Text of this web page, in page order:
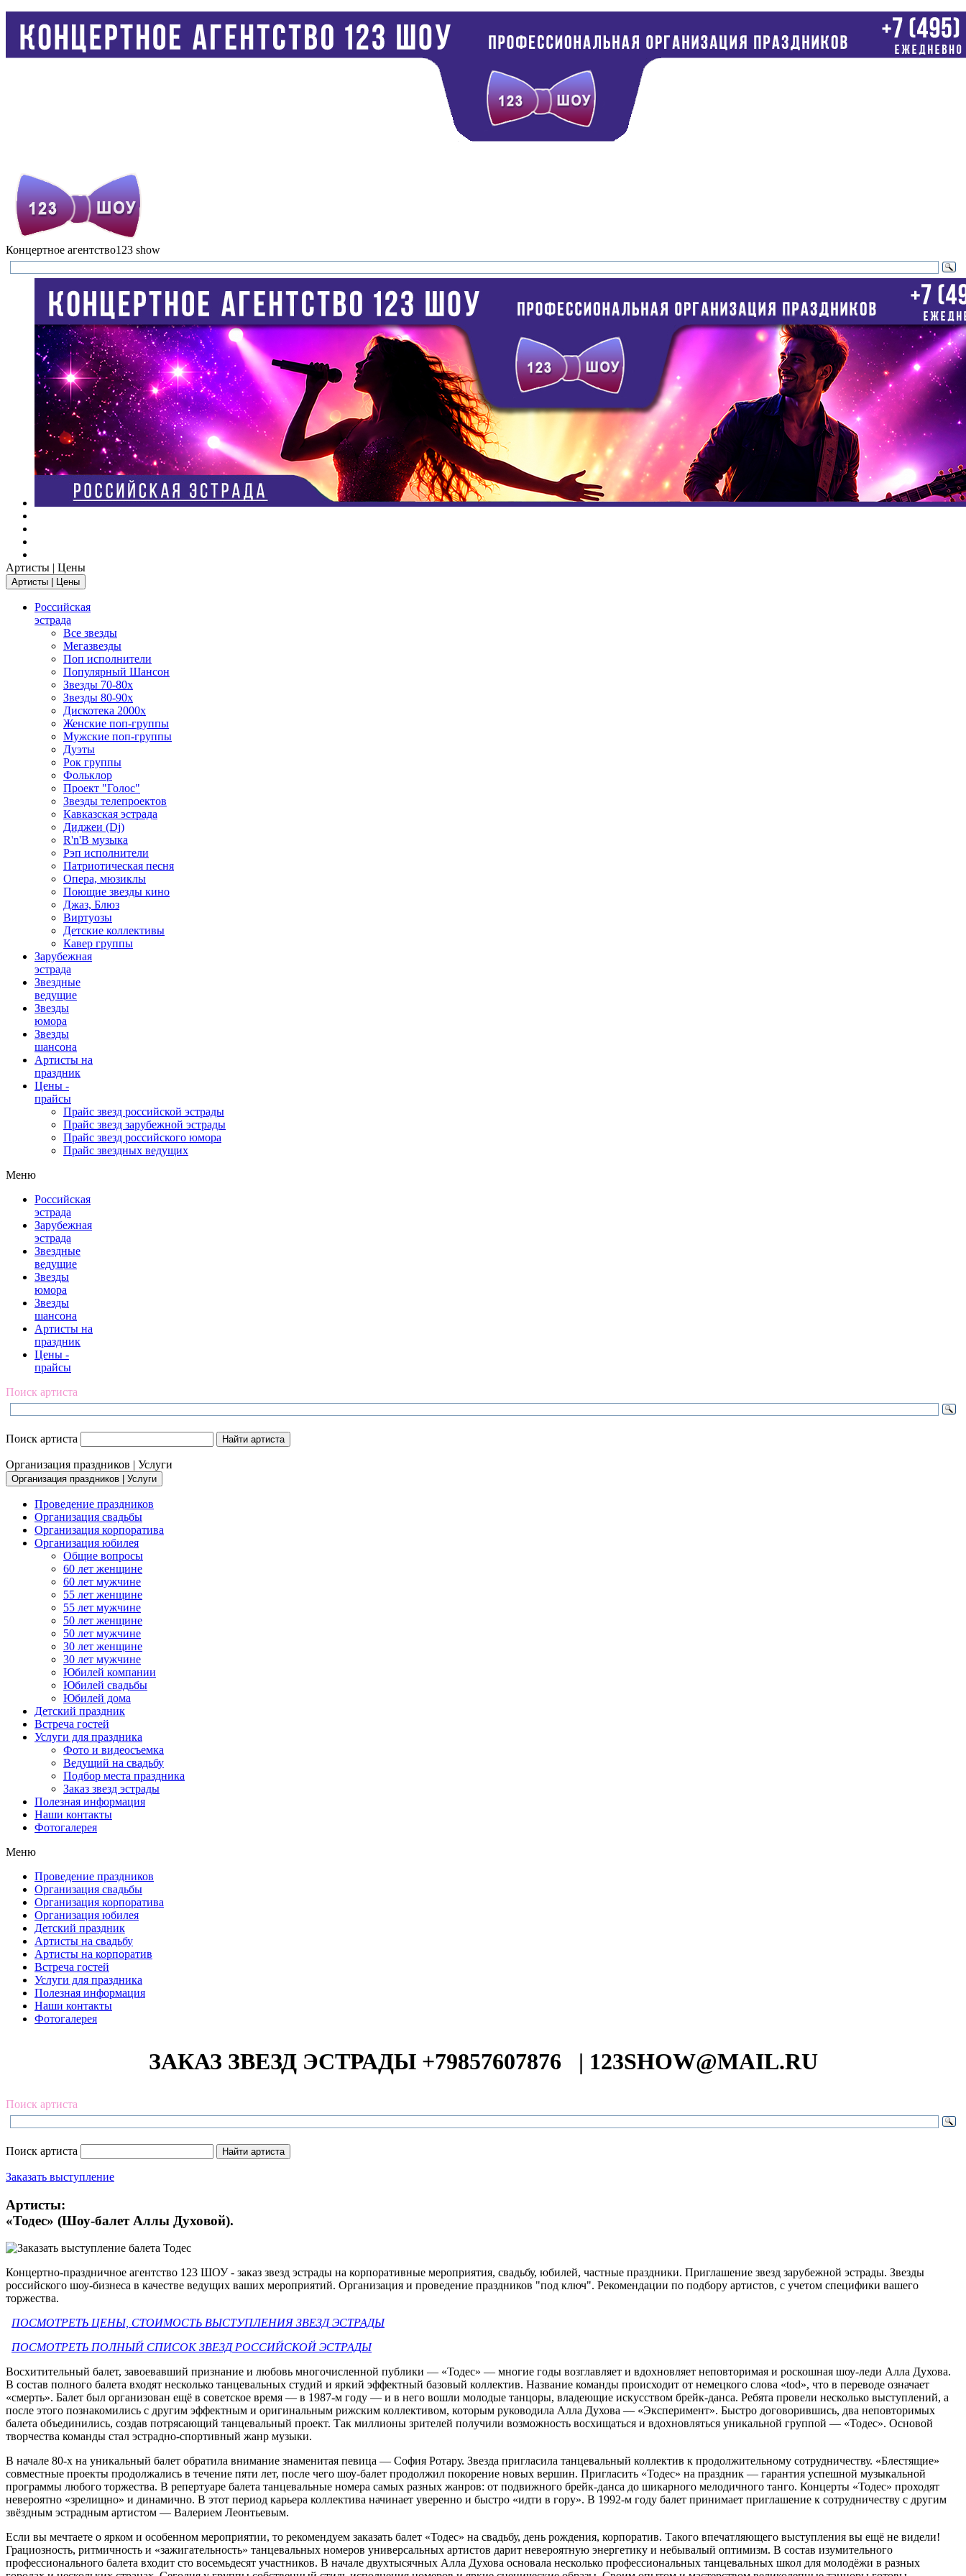
Концертное агентство123 show
Артисты | Цены
Артисты | Цены
Российская
эстрада
Все звезды
Мегазвезды
Поп исполнители
Популярный Шансон
Звезды 70-80х
Звезды 80-90х
Дискотека 2000х
Женские поп-группы
Мужские поп-группы
Дуэты
Рок группы
Фольклор
Проект "Голос"
Звезды телепроектов
Кавказская эстрада
Диджеи (Dj)
R'n'B музыка
Рэп исполнители
Патриотическая песня
Опера, мюзиклы
Поющие звезды кино
Джаз, Блюз
Виртуозы
Детские коллективы
Кавер группы
Зарубежная
эстрада
Звездные
ведущие
Звезды
юмора
Звезды
шансона
Артисты на
праздник
Цены -
прайсы
Прайс звезд российской эстрады
Прайс звезд зарубежной эстрады
Прайс звезд российского юмора
Прайс звездных ведущих
Меню
Российская
эстрада
Зарубежная
эстрада
Звездные
ведущие
Звезды
юмора
Звезды
шансона
Артисты на
праздник
Цены -
прайсы
Поиск артиста
Поиск артиста
Организация праздников | Услуги
Организация праздников | Услуги
Проведение праздников
Организация свадьбы
Организация корпоратива
Организация юбилея
Общие вопросы
60 лет женщине
60 лет мужчине
55 лет женщине
55 лет мужчине
50 лет женщине
50 лет мужчине
30 лет женщине
30 лет мужчине
Юбилей компании
Юбилей свадьбы
Юбилей дома
Детский праздник
Встреча гостей
Услуги для праздника
Фото и видеосъемка
Ведущий на свадьбу
Подбор места праздника
Заказ звезд эстрады
Полезная информация
Наши контакты
Фотогалерея
Меню
Проведение праздников
Организация свадьбы
Организация корпоратива
Организация юбилея
Детский праздник
Артисты на свадьбу
Артисты на корпоратив
Встреча гостей
Услуги для праздника
Полезная информация
Наши контакты
Фотогалерея
ЗАКАЗ ЗВЕЗД ЭСТРАДЫ +79857607876 | 123SHOW@MAIL.RU
Поиск артиста
Поиск артиста
Заказать выступление
Артисты:
«Тодес» (Шоу-балет Аллы Духовой).
Концертно-праздничное агентство 123 ШОУ - заказ звезд эстрады на корпоративные мероприятия, свадьбу, юбилей, частные праздники. Приглашение звезд зарубежной эстрады. Звезды
российского шоу-бизнеса в качестве ведущих ваших мероприятий. Организация и проведение праздников "под ключ". Рекомендации по подбору артистов, с учетом специфики вашего
торжества.
ПОСМОТРЕТЬ ЦЕНЫ, СТОИМОСТЬ ВЫСТУПЛЕНИЯ ЗВЕЗД ЭСТРАДЫ
ПОСМОТРЕТЬ ПОЛНЫЙ СПИСОК ЗВЕЗД РОССИЙСКОЙ ЭСТРАДЫ
Восхитительный балет, завоевавший признание и любовь многочисленной публики — «Тодес» — многие годы возглавляет и вдохновляет неповторимая и роскошная шоу-леди Алла Духова.
В состав полного балета входят несколько танцевальных студий и яркий эффектный базовый коллектив. Название команды происходит от немецкого слова «tod», что в переводе означает
«смерть». Балет был организован ещё в советское время — в 1987-м году — и в него вошли молодые танцоры, владеющие искусством брейк-данса. Ребята провели несколько выступлений, а
после этого познакомились с другим эффектным и оригинальным рижским коллективом, которым руководила Алла Духова — «Эксперимент». Быстро договорившись, два неповторимых
балета объединились, создав потрясающий танцевальный проект. Так миллионы зрителей получили возможность восхищаться и вдохновляться уникальной группой — «Тодес». Основой
творчества команды стал эстрадно-спортивный жанр музыки.
В начале 80-х на уникальный балет обратила внимание знаменитая певица — София Ротару. Звезда пригласила танцевальный коллектив к продолжительному сотрудничеству. «Блестящие»
совместные проекты продолжались в течение пяти лет, после чего шоу-балет продолжил покорение новых вершин. Пригласить «Тодес» на праздник — гарантия успешной музыкальной
программы любого торжества. В репертуаре балета танцевальные номера самых разных жанров: от подвижного брейк-данса до шикарного мелодичного танго. Концерты «Тодес» проходят
невероятно «зрелищно» и динамично. В этот период карьера коллектива начинает уверенно и быстро «идти в гору». В 1992-м году балет принимает приглашение к сотрудничеству с другим
звёздным эстрадным артистом — Валерием Леонтьевым.
Если вы мечтаете о ярком и особенном мероприятии, то рекомендуем заказать балет «Тодес» на свадьбу, день рождения, корпоратив. Такого впечатляющего выступления вы ещё не видели!
Грациозность, ритмичность и «зажигательность» танцевальных номеров универсальных артистов дарит невероятную энергетику и небывалый оптимизм. В состав изумительного
профессионального балета входит сто восемьдесят участников. В начале двухтысячных Алла Духова основала несколько профессиональных танцевальных школ для молодёжи в разных